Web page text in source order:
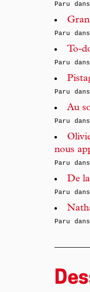
Paru
Paru
To-
Paru
Paru
Au
Paru
nous
Paru
De
Paru
Paru